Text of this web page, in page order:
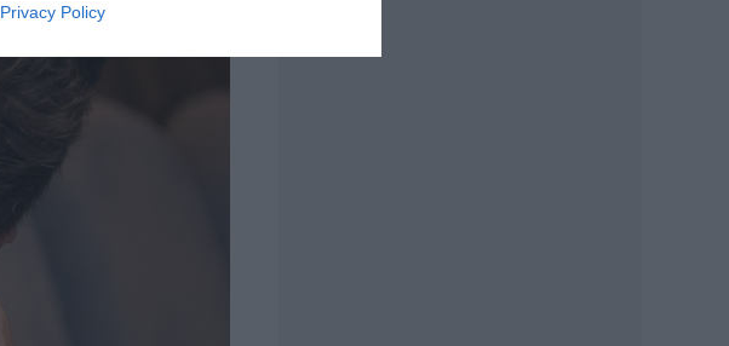
Privacy Policy